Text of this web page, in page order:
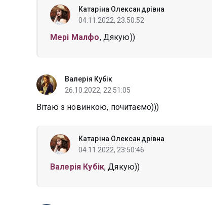
Катаріна Олександрівна
04.11.2022, 23:50:52
Мері Малфо, Дякую))
Валерія Кубік
26.10.2022, 22:51:05
Вітаю з новинкою, почитаємо)))
Катаріна Олександрівна
04.11.2022, 23:50:46
Валерія Кубік, Дякую))